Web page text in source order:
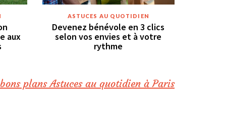
aux
ASTUCES AU QUOTIDIEN
Devenez bénévole en 3 clics
selon vos envies et à votre
rythme
plans Astuces au quotidien à Paris